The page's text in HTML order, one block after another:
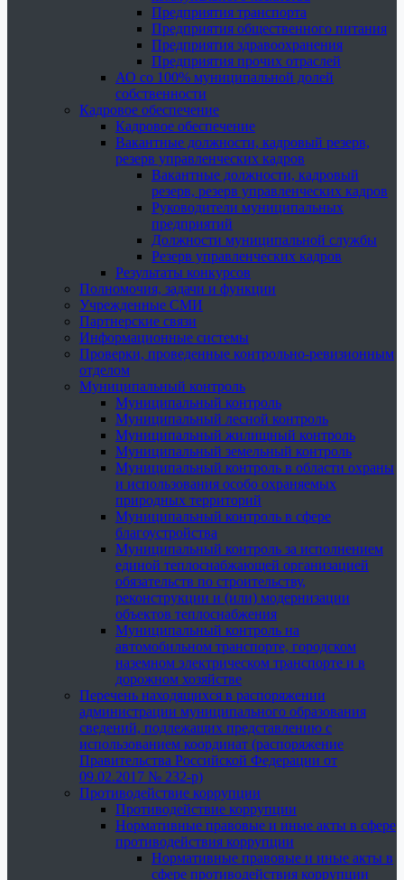
Предприятия транспорта
Предприятия общественного питания
Предприятия здравоохранения
Предприятия прочих отраслей
АО со 100% муниципальной долей
собственности
Кадровое обеспечение
Кадровое обеспечение
Вакантные должности, кадровый резерв,
резерв управленческих кадров
Вакантные должности, кадровый
резерв, резерв управленческих кадров
Руководители муниципальных
предприятий
Должности муниципальной службы
Резерв управленческих кадров
Результаты конкурсов
Полномочия, задачи и функции
Учрежденные СМИ
Партнерские связи
Информационные системы
Проверки, проведенные контрольно-ревизионным
отделом
Муниципальный контроль
Муниципальный контроль
Муниципальный лесной контроль
Муниципальный жилищный контроль
Муниципальный земельный контроль
Муниципальный контроль в области охраны
и использования особо охраняемых
природных территорий
Муниципальный контроль в сфере
благоустройства
Муниципальный контроль за исполнением
единой теплоснабжающей организацией
обязательств по строительству,
реконструкции и (или) модернизации
объектов теплоснабжения
Муниципальный контроль на
автомобильном транспорте, городском
наземном электрическом транспорте и в
дорожном хозяйстве
Перечень находящихся в распоряжении
администрации муниципального образования
сведений, подлежащих представлению с
использованием координат (распоряжение
Правительства Российской Федерации от
09.02.2017 № 232-р)
Противодействие коррупции
Противодействие коррупции
Нормативные правовые и иные акты в сфере
противодействия коррупции
Нормативные правовые и иные акты в
сфере противодействия коррупции